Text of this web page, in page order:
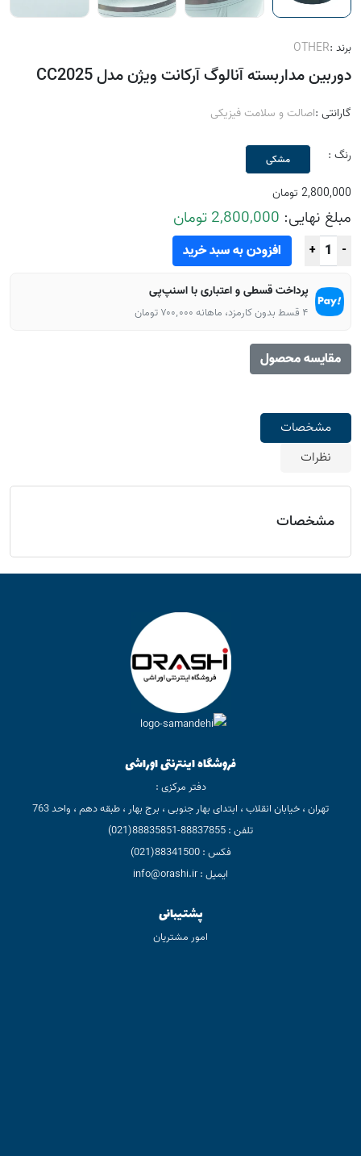
برند :OTHER
دوربین مداربسته آنالوگ آرکانت ویژن مدل CC2025
گارانتی :اصالت و سلامت فیزیکی
رنگ : مشکی
2,800,000 تومان
مبلغ نهایی: 2,800,000 تومان
+ - افزودن به سبد خرید
پرداخت قسطی و اعتباری با اسنپ‌پی
۴ قسط بدون کارمزد، ماهانه ۷۰۰٬۰۰۰ تومان
مقایسه محصول
مشخصات
نظرات
مشخصات
فروشگاه اینترنتی اوراشی
دفتر مرکزی :
تهران ، خیابان انقلاب ، ابتدای بهار جنوبی ، برج بهار ، طبقه دهم ، واحد 763
تلفن : 88837855-88835851(021)
فکس : 88341500(021)
ایمیل : info@orashi.ir
پشتیبانی
امور مشتریان